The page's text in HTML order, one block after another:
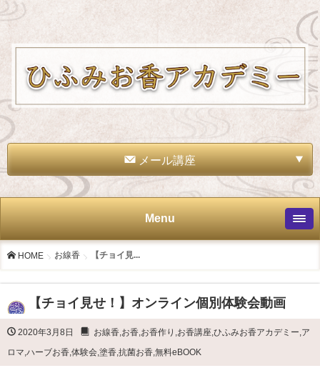
メール講座
Menu
HOME お線香 【チョイ見...
【チョイ見せ！】オンライン個別体験会動画
2020年3月8日 お線香,お香,お香作り ,お香講座,ひふみお香アカデミー,ア
ロマ,ハーブお香,体験会,塗香,抗菌お香,無料eBOOK